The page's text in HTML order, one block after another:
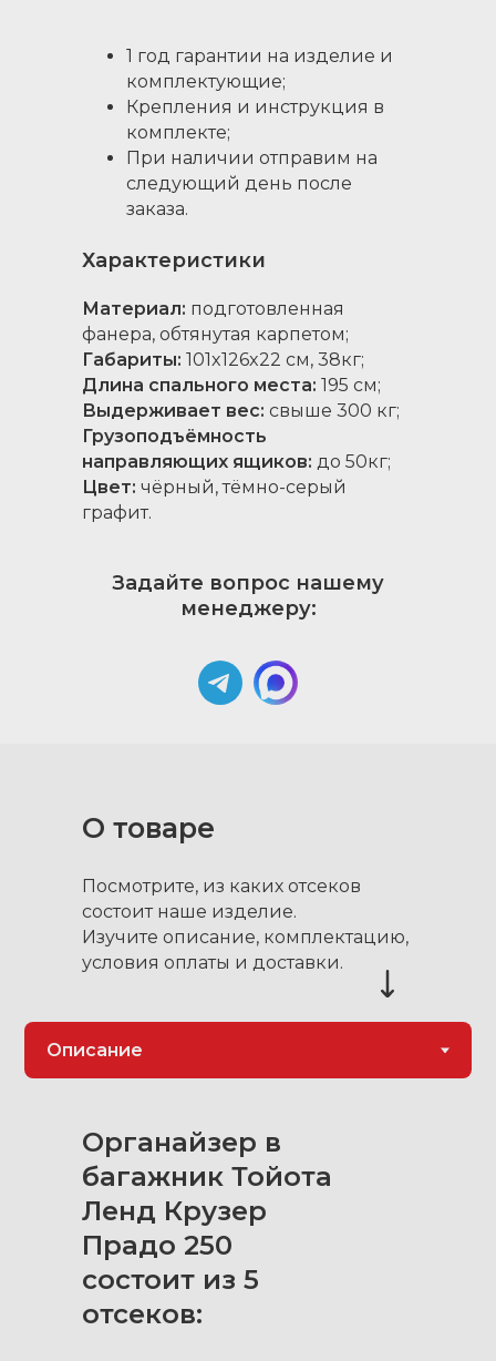
1 год гарантии на изделие и
комплектующие;
Крепления и инструкция в
комплекте;
При наличии отправим на
следующий день после
заказа.
Материал: подготовленная
фанера, обтянутая карпетом;
Габариты: 101x126x22 см, 38кг;
Длина спального места: 195 см;
Выдерживает вес: свыше 300 кг;
Грузоподъёмность
направляющих ящиков: до 50кг;
Цвет: чёрный, тёмно-серый
графит.
Характеристики
Задайте вопрос нашему
менеджеру:
О товаре
Посмотрите, из каких отсеков
состоит наше изделие.
Изучите описание, комплектацию,
условия оплаты и доставки.
Органайзер в
багажник Тойота
Ленд Крузер
Прадо 250
состоит из 5
отсеков: